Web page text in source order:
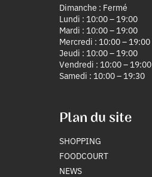
Dimanche : Fermé
Lundi : 10:00 – 19:00
Mardi : 10:00 – 19:00
Mercredi : 10:00 – 19:00
Jeudi : 10:00 – 19:00
Vendredi : 10:00 – 19:00
Samedi : 10:00 – 19:30
Plan du site
SHOPPING
FOODCOURT
NEWS